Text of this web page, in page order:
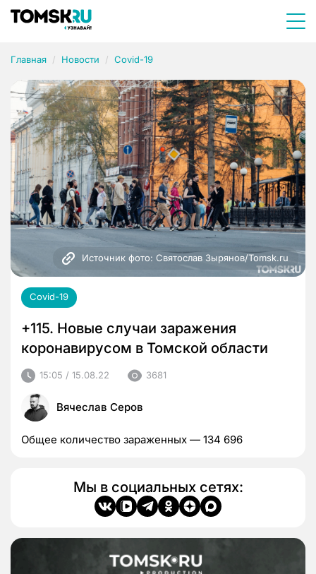
Главная Новости Covid-19
Источник фото: Святослав Зырянов/Tomsk.ru
Covid-19
+115. Новые случаи заражения
коронавирусом в Томской области
15:05 / 15.08.22 3681
Вячеслав Серов
Общее количество зараженных — 134 696
Мы в социальных сетях: